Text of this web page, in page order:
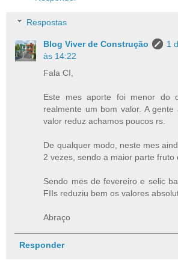
Respostas
Blog Viver de Construção
1
às 14:22
Fala CI,
Este mes aporte foi menor do
realmente um bom valor. A gente
valor reduz achamos poucos rs.
De qualquer modo, neste mes
2 vezes, sendo a maior parte fruto
Sendo mes de fevereiro e selic
FIIs reduziu bem os valores
Abraço
Responder